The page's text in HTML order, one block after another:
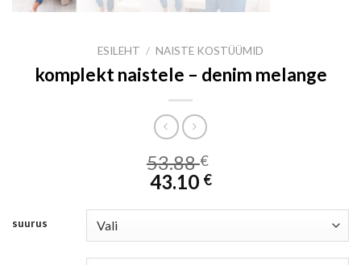
ESILEHT / NAISTE KOSTÜÜMID
komplekt naistele – denim melange
53.88€
43.10 €
suurus